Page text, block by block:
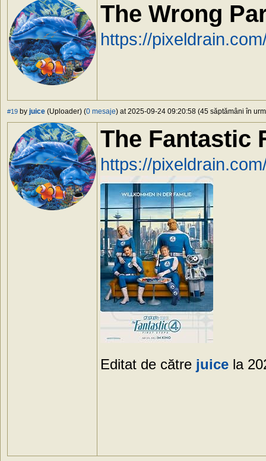
The Wrong
https://
#19 by juice (Uploader) (0 mesaje) at 2025-09-24 09:20:58 (45 săptămâni în
The Fantastic
https://
Editat de către juice la